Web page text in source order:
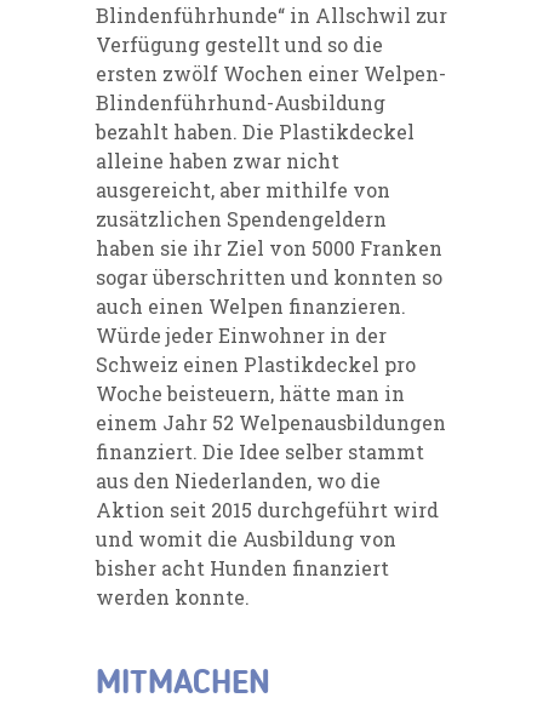
Blindenführhunde“ in Allschwil zur
Verfügung gestellt und so die
ersten zwölf Wochen einer Welpen-
Blindenführhund-Ausbildung
bezahlt haben. Die Plastikdeckel
alleine haben zwar nicht
ausgereicht, aber mithilfe von
zusätzlichen Spendengeldern
haben sie ihr Ziel von 5000 Franken
sogar überschritten und konnten so
auch einen Welpen finanzieren.
Würde ­jeder Einwohner in der
Schweiz einen Plastikdeckel pro
Woche beisteuern, hätte man in
einem Jahr 52 Welpenausbildungen
finanziert. Die Idee selber stammt
aus den Niederlanden, wo die
Aktion seit 2015 durchgeführt wird
und womit die Ausbildung von
bisher acht Hunden finanziert
werden konnte.
MITMACHEN